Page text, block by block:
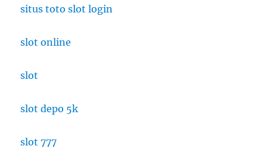
situs toto slot login
slot online
slot
slot depo 5k
slot 777